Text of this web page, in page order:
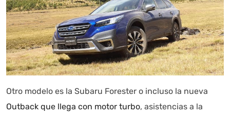
Otro modelo es la Subaru Forester o incluso la nueva
Outback que llega con motor turbo, asistencias a la